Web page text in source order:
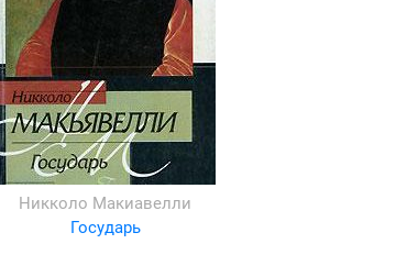
Никколо Макиавелли
Государь